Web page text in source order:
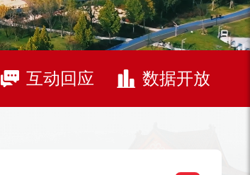
互动回应 数据开放